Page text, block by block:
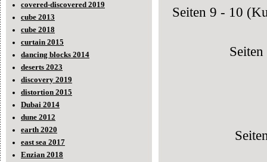
covered-discovered 2019
cube 2013
cube 2018
curtain 2015
dancing blocks 2014
deserts 2023
discovery 2019
distortion 2015
Dubai 2014
dune 2012
earth 2020
east sea 2017
Enzian 2018
Seiten 9 - 10